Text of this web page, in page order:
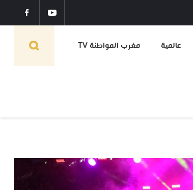
عالمية مغرب المواطنة TV